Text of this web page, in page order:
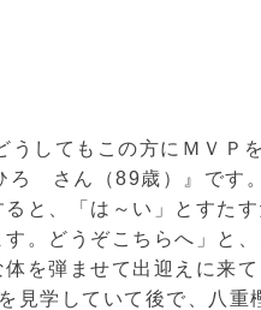
してもこの方にＭＶＰ
ろ さん（89歳）』です
と、「は～い」とすた
。どうぞこちらへ」と
を弾ませて出迎えに来
見学していて後で、八重